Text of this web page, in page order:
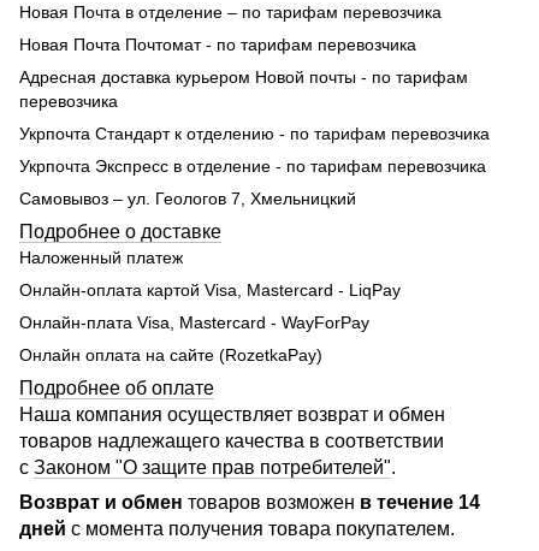
Новая Почта в отделение – по тарифам перевозчика
Новая Почта Почтомат - по тарифам перевозчика
Адресная доставка курьером Новой почты - по тарифам
перевозчика
Укрпочта Стандарт к отделению - по тарифам перевозчика
Укрпочта Экспресс в отделение - по тарифам перевозчика
Самовывоз – ул. Геологов 7, Хмельницкий
Подробнее о доставке
Наложенный платеж
Онлайн-оплата картой Visa, Mastercard - LiqPay
Онлайн-плата Visa, Mastercard - WayForPay
Онлайн оплата на сайте (RozetkaPay)
Подробнее об оплате
Наша компания осуществляет возврат и обмен
товаров надлежащего качества в соответствии
с Законом "О защите прав потребителей".
Возврат и обмен товаров возможен в течение 14
дней с момента получения товара покупателем.